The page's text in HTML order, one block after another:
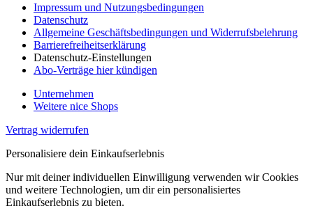
Impressum und Nutzungsbedingungen
Datenschutz
Allgemeine Geschäftsbedingungen und Widerrufsbelehrung
Barrierefreiheitserklärung
Datenschutz-Einstellungen
Abo-Verträge hier kündigen
Unternehmen
Weitere nice Shops
Vertrag widerrufen
Personalisiere dein Einkaufserlebnis
Nur mit deiner individuellen Einwilligung verwenden wir Cookies
und weitere Technologien, um dir ein personalisiertes
Einkaufserlebnis zu bieten.